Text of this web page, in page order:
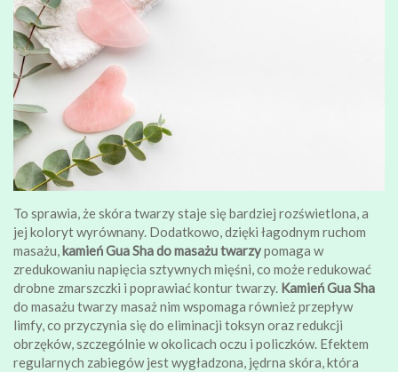
To sprawia, że skóra twarzy staje się bardziej rozświetlona, a
jej koloryt wyrównany. Dodatkowo, dzięki łagodnym ruchom
masażu, kamień Gua Sha do masażu twarzypomaga w
zredukowaniu napięcia sztywnych mięśni, co może redukować
drobne zmarszczki i poprawiać kontur twarzy. Kamień Gua Sha
do masażu twarzy masaż nim wspomaga również przepływ
limfy, co przyczynia się do eliminacji toksyn oraz redukcji
obrzęków, szczególnie w okolicach oczu i policzków. Efektem
regularnych zabiegów jest wygładzona, jędrna skóra, która